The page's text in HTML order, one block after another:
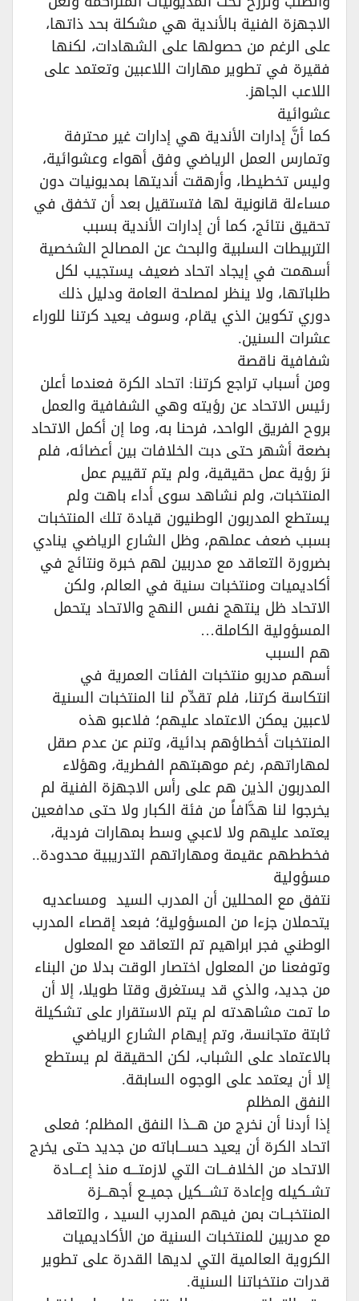
الاجهزة الفنية بالأندية هي مشكلة بحد ذاتها،
على الرغم من حصولها على الشهادات، لكنها
فقيرة في تطوير مهارات اللاعبين وتعتمد على
اللاعب الجاهز.
عشوائية‏
كما أنَّ إدارات الأندية هي إدارات غير محترفة
وتمارس العمل الرياضي وفق أهواء وعشوائية،
وليس تخطيطا، وأرهقت أنديتها بمديونيات دون
مساءلة قانونية لها فتستقيل بعد أن تخفق في
تحقيق نتائج، كما أن إدارات الأندية بسبب
التربيطات السلبية والبحث عن المصالح الشخصية
أسهمت في إيجاد اتحاد ضعيف يستجيب لكل
طلباتها، ولا ينظر لمصلحة العامة ودليل ذلك
دوري تكوين الذي يقام، وسوف يعيد كرتنا للوراء
عشرات السنين.‏
شفافية ناقصة‏
ومن أسباب تراجع كرتنا: اتحاد الكرة فعندما أعلن
رئيس الاتحاد عن رؤيته وهي الشفافية والعمل
بروح الفريق الواحد، فرحنا به، وما إن أكمل الاتحاد
بضعة أشهر حتى دبت الخلافات بين أعضائه، فلم
نرَ رؤية عمل حقيقية، ولم يتم تقييم عمل
المنتخبات، ولم نشاهد سوى أداء باهت ولم
يستطع المدربون الوطنيون قيادة تلك المنتخبات
بسبب ضعف عملهم، وظل الشارع الرياضي ينادي
بضرورة التعاقد مع مدربين لهم خبرة ونتائج في
أكاديميات ومنتخبات سنية في العالم، ولكن
الاتحاد ظل ينتهج نفس النهج والاتحاد يتحمل
المسؤولية الكاملة…‏
هم السبب
أسهم مدربو منتخبات الفئات العمرية في
انتكاسة كرتنا، فلم تقدِّم لنا المنتخبات السنية
لاعبين يمكن الاعتماد عليهم؛ فلاعبو هذه
المنتخبات أخطاؤهم بدائية، وتنم عن عدم صقل
لمهاراتهم، رغم موهبتهم الفطرية، وهؤلاء
المدربون الذين هم على رأس الاجهزة الفنية لم
يخرجوا لنا هدَّافاً من فئة الكبار ولا حتى مدافعين
يعتمد عليهم ولا لاعبي وسط بمهارات فردية،
فخططهم عقيمة ومهاراتهم التدريبية محدودة..‏
مسؤولية‏
نتفق مع المحللين أن المدرب السيد ومساعديه
يتحملان جزءا من المسؤولية؛ فبعد إقصاء المدرب
الوطني فجر ابراهيم تم التعاقد مع المعلول
وتوفعنا من المعلول اختصار الوقت بدلا من البناء
من جديد، والذي قد يستغرق وقتا طويلا، إلا أن
ما تمت مشاهدته لم يتم الاستقرار على تشكيلة
ثابتة متجانسة، وتم إيهام الشارع الرياضي
بالاعتماد على الشباب، لكن الحقيقة لم يستطع
إلا أن يعتمد على الوجوه السابقة.‏
النفق المظلم
إذا أردنا أن نخرج من هـــذا النفق المظلم؛ فعلى
اتحاد الكرة أن يعيد حســـاباته من جديد حتى يخرج
الاتحاد من الخلافـــات التي لازمتـــه منذ إعـــادة
تشــكيله وإعادة تشـــكيل جميــع أجهـــزة
المنتخبــات بمن فيهم المدرب السيد ، والتعاقد
مع مدربين للمنتخبات السنية من الأكاديميات
الكروية العالمية التي لديها القدرة على تطوير
قدرات منتخباتنا السنية.‏